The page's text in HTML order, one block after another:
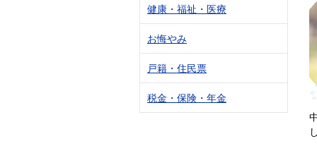
健康・福祉・医療
お悔やみ
戸籍・住民票
税金・保険・年金